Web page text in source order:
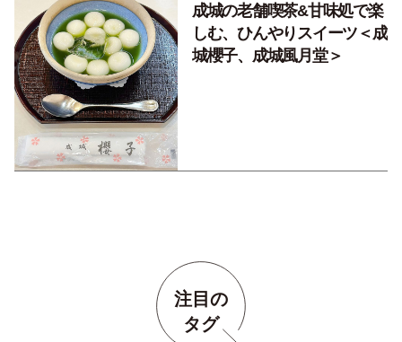
成城の老舗喫茶&甘味処で楽
しむ、ひんやりスイーツ＜成
城櫻子、成城風月堂＞
注目の
タグ